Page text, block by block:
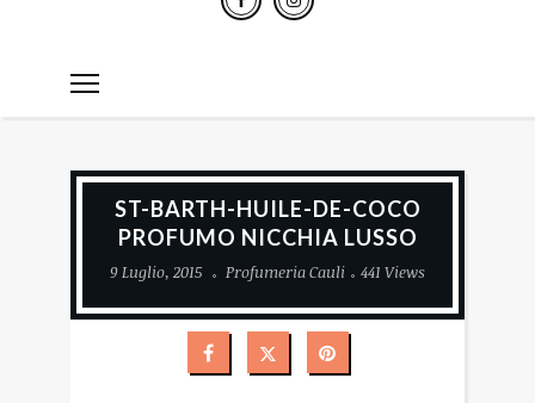
ST-BARTH-HUILE-DE-COCO
PROFUMO NICCHIA LUSSO
9 Luglio, 2015 Profumeria Cauli 441 Views